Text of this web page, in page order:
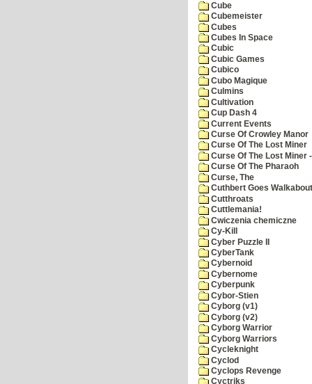
Cube
Cubemeister
Cubes
Cubes In Space
Cubic
Cubic Games
Cubico
Cubo Magique
Culmins
Cultivation
Cup Dash 4
Current Events
Curse Of Crowley Manor
Curse Of The Lost Miner
Curse Of The Lost Miner
Curse Of The Pharaoh
Curse, The
Cuthbert Goes Walkabout
Cutthroats
Cuttlemania!
Cwiczenia chemiczne
Cy-Kill
Cyber Puzzle II
CyberTank
Cybernoid
Cybernome
Cyberpunk
Cybor-Stien
Cyborg (v1)
Cyborg (v2)
Cyborg Warrior
Cyborg Warriors
Cycleknight
Cyclod
Cyclops Revenge
Cyctriks